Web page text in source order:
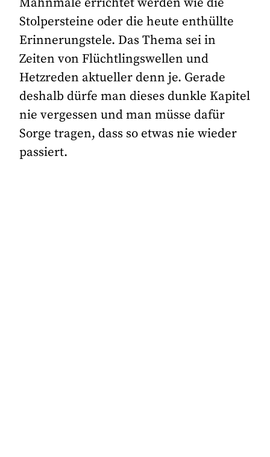
Mahnmale errichtet werden wie die
Stolpersteine oder die heute enthüllte
Erinnerungstele. Das Thema sei in
Zeiten von Flüchtlingswellen und
Hetzreden aktueller denn je. Gerade
deshalb dürfe man dieses dunkle Kapitel
nie vergessen und man müsse dafür
Sorge tragen, dass so etwas nie wieder
passiert.